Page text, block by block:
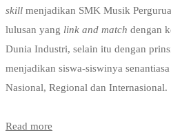
skill menjadikan SMK Musik
lulusan yang link and match dengan
Dunia Industri, selain itu dengan
menjadikan siswa-siswinya
Nasional, Regional dan Internasional.
Read more